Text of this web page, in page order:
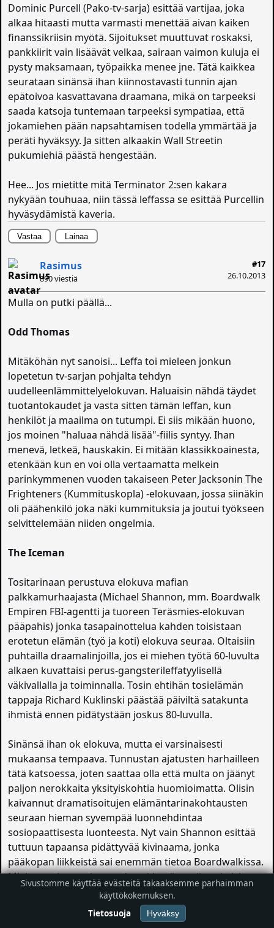
Dominic Purcell (Pako-tv-sarja) esittää vartijaa, joka
alkaa hitaasti mutta varmasti menettää aivan kaiken
finanssikriisin myötä. Sijoitukset muuttuvat roskaksi,
pankkiirit vain lisäävät velkaa, sairaan vaimon kuluja ei
pysty maksamaan, työpaikka menee jne. Tätä kaikkea
seurataan sinänsä ihan kiinnostavasti tunnin ajan
epätoivoa kasvattavana draamana, mikä on tarpeeksi
saada katsoja tuntemaan tarpeeksi sympatiaa, että
jokamiehen pään napsahtamisen todella ymmärtää ja
peräti hyväksyy. Ja sitten alkaakin Wall Streetin
pukumiehiä päästä hengestään.
Hee... Jos mietitte mitä Terminator 2:sen kakara
nykyään touhuaa, niin tässä leffassa se esittää Purcellin
hyväsydämistä kaveria.
Vastaa Lainaa
#17
26.10.2013
Rasimus
890 viestiä
Mulla on putki päällä...
Odd Thomas
Mitäköhän nyt sanoisi... Leffa toi mieleen jonkun
lopetetun tv-sarjan pohjalta tehdyn
uudelleenlämmittelyelokuvan. Haluaisin nähdä täydet
tuotantokaudet ja vasta sitten tämän leffan, kun
henkilöt ja maailma on tutumpi. Ei siis mikään huono,
jos moinen "haluaa nähdä lisää"-fiilis syntyy. Ihan
menevä, letkeä, hauskakin. Ei mitään klassikkoainesta,
etenkään kun en voi olla vertaamatta melkein
parinkymmenen vuoden takaiseen Peter Jacksonin The
Frighteners (Kummituskopla) -elokuvaan, jossa siinäkin
oli päähenkilö joka näki kummituksia ja joutui työkseen
selvittelemään niiden ongelmia.
The Iceman
Tositarinaan perustuva elokuva mafian
palkkamurhaajasta (Michael Shannon, mm. Boardwalk
Empiren FBI-agentti ja tuoreen Teräsmies-elokuvan
pääpahis) jonka tasapainottelua kahden toisistaan
erotetun elämän (työ ja koti) elokuva seuraa. Oltaisiin
puhtailla draamalinjoilla, jos ei miehen työtä 60-luvulta
alkaen kuvattaisi perus-gangsterileffatyylisellä
väkivallalla ja toiminnalla. Tosin ehtihän tosielämän
tappaja Richard Kuklinski päästää päiviltä satakunta
ihmistä ennen pidätystään joskus 80-luvulla.
Sinänsä ihan ok elokuva, mutta ei varsinaisesti
mukaansa tempaava. Tunnustan ajatusten harhailleen
tätä katsoessa, joten saattaa olla että multa on jäänyt
paljon nerokkaita yksityiskohtia huomioimatta. Olisin
kaivannut dramatisoitujen elämäntarinakohtausten
seuraan hieman syvempää luonnehdintaa
sosiopaattisesta luonteesta. Nyt vain Shannon esittää
tuttuun tapaansa pidättyvää kivinaama, jonka
pääkopan liikkeistä sai enemmän tietoa Boardwalkissa.
Miehen ankeasta lapsuudestakin näytettiin vain lyhyt
flashback, ja sen pitäisi selittää koko aikuisiän
Sivustomme käyttää evästeitä takaaksemme parhaimman
käyttökokemuksen.
Tietosuoja
Hyväksy